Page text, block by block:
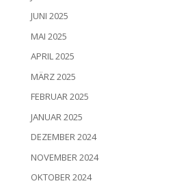
JUNI 2025
MAI 2025
APRIL 2025
MÄRZ 2025
FEBRUAR 2025
JANUAR 2025
DEZEMBER 2024
NOVEMBER 2024
OKTOBER 2024